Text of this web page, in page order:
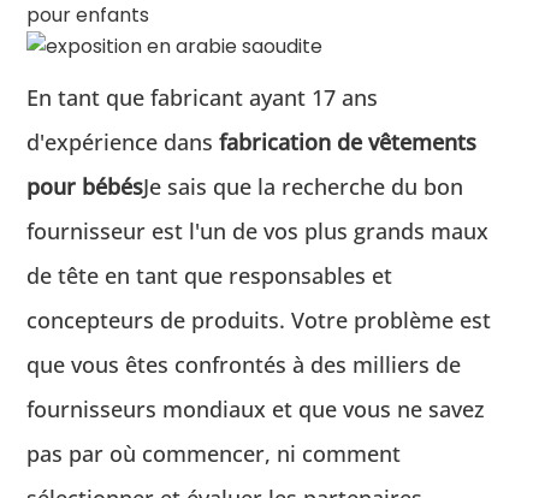
En tant que fabricant ayant 17 ans
d'expérience dansfabrication de vêtements
pour bébésJe sais que la recherche du bon
fournisseur est l'un de vos plus grands maux
de tête en tant que responsables et
concepteurs de produits. Votre problème est
que vous êtes confrontés à des milliers de
fournisseurs mondiaux et que vous ne savez
pas par où commencer, ni comment